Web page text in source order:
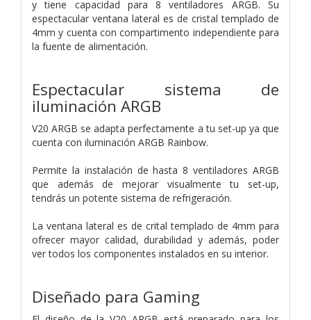
y tiene capacidad para 8 ventiladores ARGB. Su
espectacular ventana lateral es de cristal templado de
4mm y cuenta con compartimento independiente para
la fuente de alimentación.
Espectacular sistema de
iluminación ARGB
V20 ARGB se adapta perfectamente a tu set-up ya que
cuenta con iluminación ARGB Rainbow.
Permite la instalación de hasta 8 ventiladores ARGB
que además de mejorar visualmente tu set-up,
tendrás un potente sistema de refrigeración.
La ventana lateral es de crital templado de 4mm para
ofrecer mayor calidad, durabilidad y además, poder
ver todos los componentes instalados en su interior.
Diseñado para Gaming